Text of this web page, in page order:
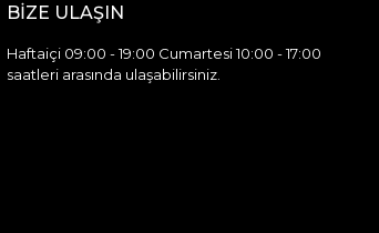
BİZE ULAŞIN
Haftaiçi 09:00 - 19:00 Cumartesi 10:00 - 17:00
saatleri arasında ulaşabilirsiniz.